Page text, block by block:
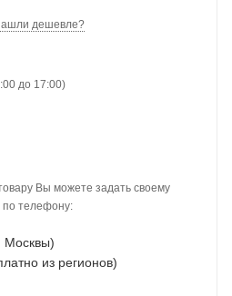
дешевле?
до 17:00)
Вы можете задать своему
телефону:
Москвы)
из регионов)